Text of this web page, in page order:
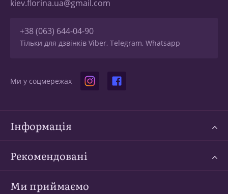
kiev.florina.ua@gmail.com
+38 (063) 644-04-90
Тільки для дзвінків Viber, Telegram, Whatsapp
Ми у соцмережах
Інформація
Рекомендовані
Ми приймаємо